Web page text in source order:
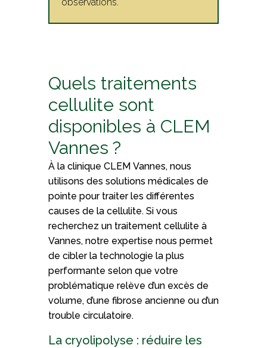
Quels traitements
cellulite sont
disponibles à CLEM
Vannes ?
À la clinique CLEM Vannes, nous
utilisons des solutions médicales de
pointe pour traiter les différentes
causes de la cellulite. Si vous
recherchez un traitement cellulite à
Vannes, notre expertise nous permet
de cibler la technologie la plus
performante selon que votre
problématique relève d’un excès de
volume, d’une fibrose ancienne ou d’un
trouble circulatoire.
La cryolipolyse : réduire les